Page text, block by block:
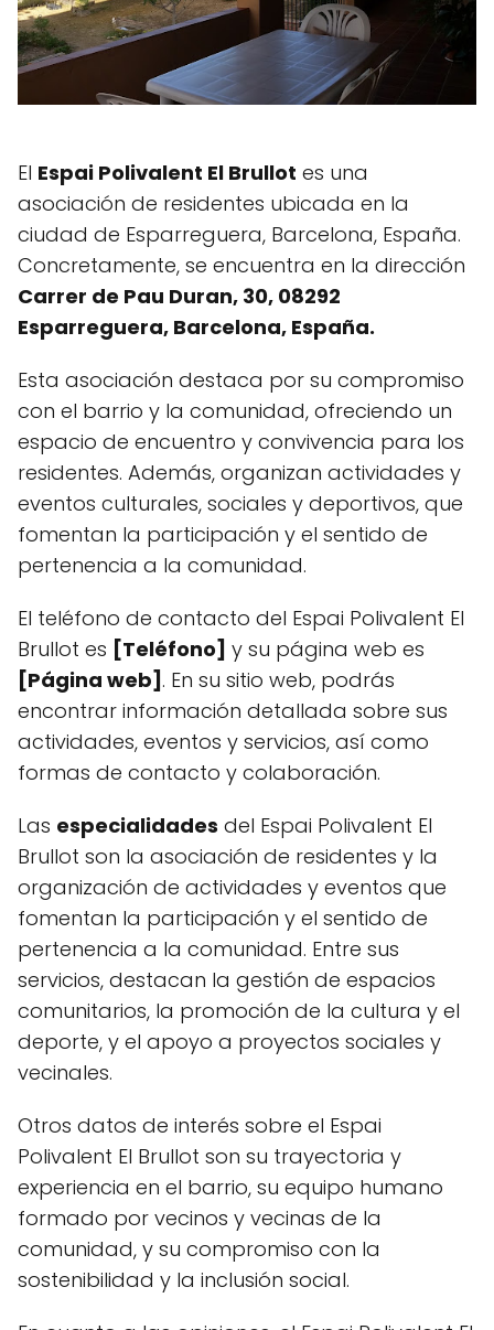
El Espai Polivalent El Brullot es una
asociación de residentes ubicada en la
ciudad de Esparreguera, Barcelona, España.
Concretamente, se encuentra en la dirección
Carrer de Pau Duran, 30, 08292
Esparreguera, Barcelona, España.
Esta asociación destaca por su compromiso
con el barrio y la comunidad, ofreciendo un
espacio de encuentro y convivencia para los
residentes. Además, organizan actividades y
eventos culturales, sociales y deportivos, que
fomentan la participación y el sentido de
pertenencia a la comunidad.
El teléfono de contacto del Espai Polivalent El
Brullot es [Teléfono] y su página web es
[Página web] . En su sitio web, podrás
encontrar información detallada sobre sus
actividades, eventos y servicios, así como
formas de contacto y colaboración.
Las especialidades del Espai Polivalent El
Brullot son la asociación de residentes y la
organización de actividades y eventos que
fomentan la participación y el sentido de
pertenencia a la comunidad. Entre sus
servicios, destacan la gestión de espacios
comunitarios, la promoción de la cultura y el
deporte, y el apoyo a proyectos sociales y
vecinales.
Otros datos de interés sobre el Espai
Polivalent El Brullot son su trayectoria y
experiencia en el barrio, su equipo humano
formado por vecinos y vecinas de la
comunidad, y su compromiso con la
sostenibilidad y la inclusión social.